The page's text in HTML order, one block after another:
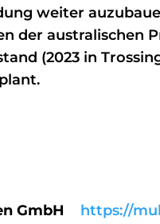
weiter
der australischen
(2023 in
GmbH https://